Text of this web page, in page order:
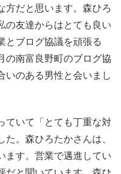
方だと思います。森ひろ
の友達からはとても良い
とブログ協議を頑張る
の南富良野町のブログ協
いのある男性と会いまし
ていて「とても丁重な対
。森ひろたかさんは、
ます。営業で邁進してい